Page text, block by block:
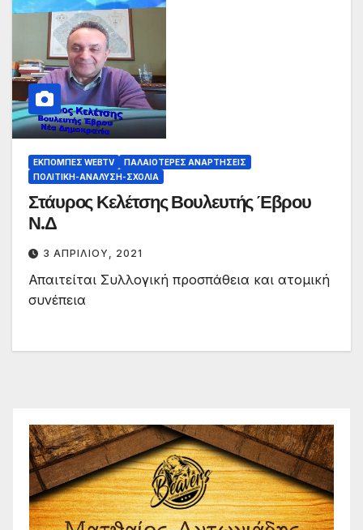
ΕΚΠΟΜΠΈΣ WEBTV
ΠΑΛΑΙΟΤΕΡΕΣ ΑΝΑΡΤΗΣΕΙΣ
ΠΟΛΙΤΙΚΉ-ΑΝΆΛΥΣΗ-ΣΧΌΛΙΑ
Στάυρος Κελέτσης Βουλευτής Έβρου
Ν.Δ
3 ΑΠΡΙΛΊΟΥ, 2021
Απαιτείται Συλλογική προσπάθεια και ατομική
συνέπεια